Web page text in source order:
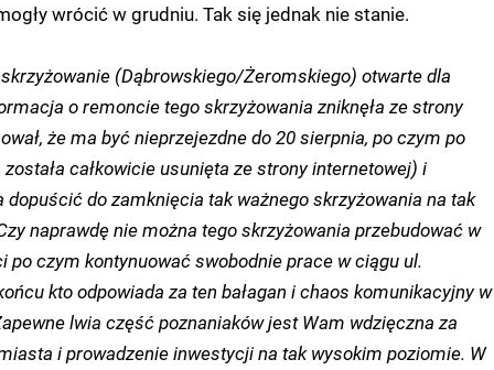
wrócić w grudniu. Tak się jednak nie stanie.
(Dąbrowskiego/Żeromskiego) otwarte dla
o remoncie tego skrzyżowania zniknęła ze strony
że ma być nieprzejezdne do 20 sierpnia, po czym po
całkowicie usunięta ze strony internetowej) i
dopuścić do zamknięcia tak ważnego skrzyżowania na tak
naprawdę nie można tego skrzyżowania przebudować w
po czym kontynuować swobodnie prace w ciągu ul.
kto odpowiada za ten bałagan i chaos komunikacyjny w
lwia część poznaniaków jest Wam wdzięczna za
i prowadzenie inwestycji na tak wysokim poziomie. W